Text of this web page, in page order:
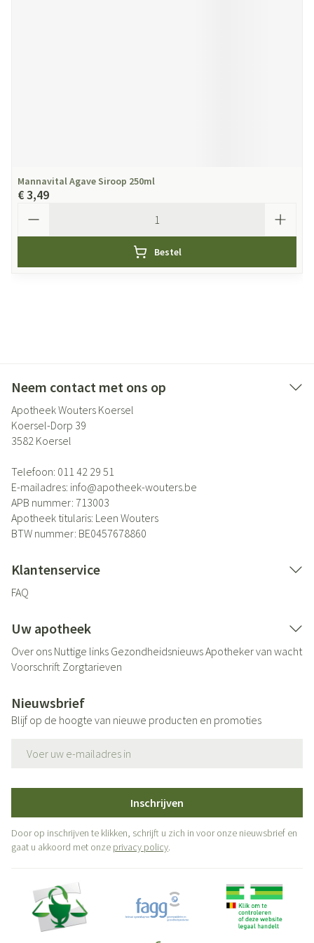
Mannavital Agave Siroop 250ml
€ 3,49
Bestel
Neem contact met ons op
Apotheek Wouters Koersel
Koersel-Dorp 39
3582 Koersel
Telefoon: 011 42 29 51
E-mailadres: info@apotheek-wouters.be
APB nummer: 713003
Apotheek titularis: Leen Wouters
BTW nummer: BE0457678860
Klantenservice
FAQ
Uw apotheek
Over ons Nuttige links GezondheidsnieuwsApotheker van wacht
Voorschrift Zorgtarieven
Nieuwsbrief
Blijf op de hoogte van nieuwe producten en promoties
Inschrijven
Door op inschrijven te klikken, schrijft u zich in voor onze nieuwsbrief en
gaat u akkoord met onze privacy policy.